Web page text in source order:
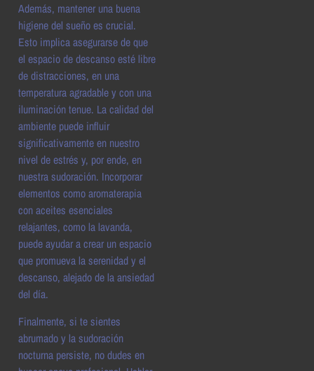
Además, mantener una buena
higiene del sueño es crucial.
Esto implica asegurarse de que
el espacio de descanso esté libre
de distracciones, en una
temperatura agradable y con una
iluminación tenue. La calidad del
ambiente puede influir
significativamente en nuestro
nivel de estrés y, por ende, en
nuestra sudoración. Incorporar
elementos como aromaterapia
con aceites esenciales
relajantes, como la lavanda,
puede ayudar a crear un espacio
que promueva la serenidad y el
descanso, alejado de la ansiedad
del día.
Finalmente, si te sientes
abrumado y la sudoración
nocturna persiste, no dudes en